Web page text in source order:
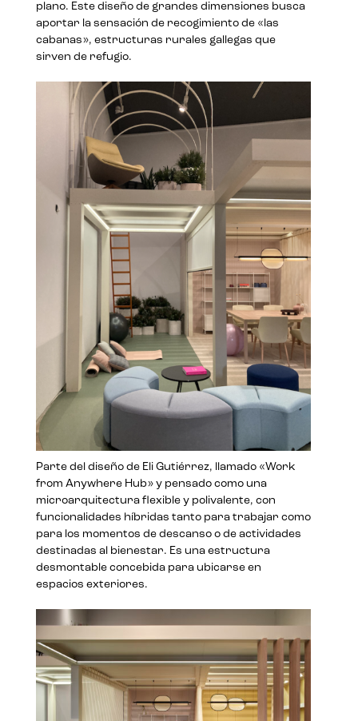
plano. Este diseño de grandes dimensiones busca
aportar la sensación de recogimiento de «las
cabanas», estructuras rurales gallegas que
sirven de refugio.
Parte del diseño de Eli Gutiérrez, llamado «Work
from Anywhere Hub» y pensado como una
microarquitectura flexible y polivalente, con
funcionalidades híbridas tanto para trabajar como
para los momentos de descanso o de actividades
destinadas al bienestar. Es una estructura
desmontable concebida para ubicarse en
espacios exteriores.